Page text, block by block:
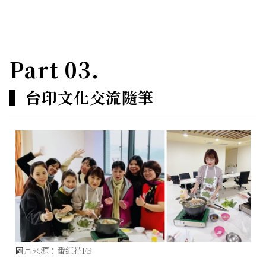
Part 03.
▍ 台印文化交流隨筆
圖片來源：番紅花FB